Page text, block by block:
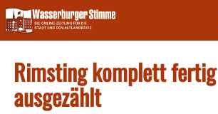
Skip
to
content
Rimsting komplett fertig
ausgezählt